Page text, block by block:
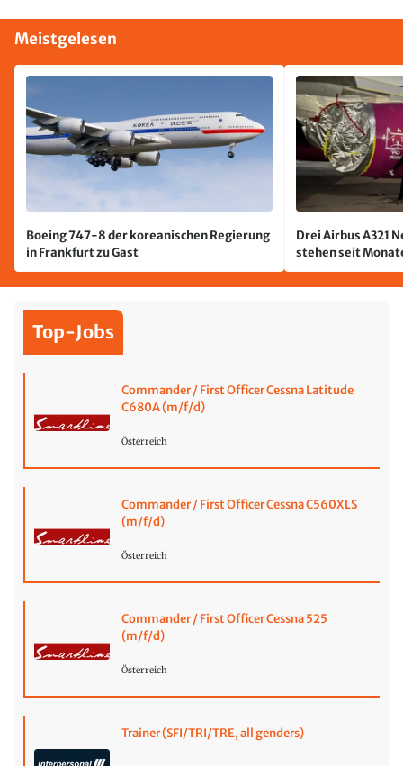
Meistgelesen
Boeing 747-8 der koreanischen Regierung
in Frankfurt zu Gast
Drei Airbus A321
stehen seit
jetzt wurde einer
Top-Jobs
Commander / First Officer Cessna Latitude
C680A (m/f/d)
Österreich
Commander / First Officer Cessna C560XLS
(m/f/d)
Österreich
Commander / First Officer Cessna 525
(m/f/d)
Österreich
Trainer (SFI/TRI/TRE, all genders)